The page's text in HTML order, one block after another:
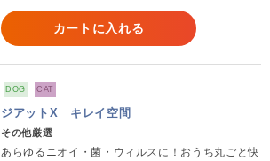
カートに入れる
DOG CAT
ジアットX キレイ空間
その他厳選
あらゆるニオイ・菌・ウィルスに！おうち丸ごと快